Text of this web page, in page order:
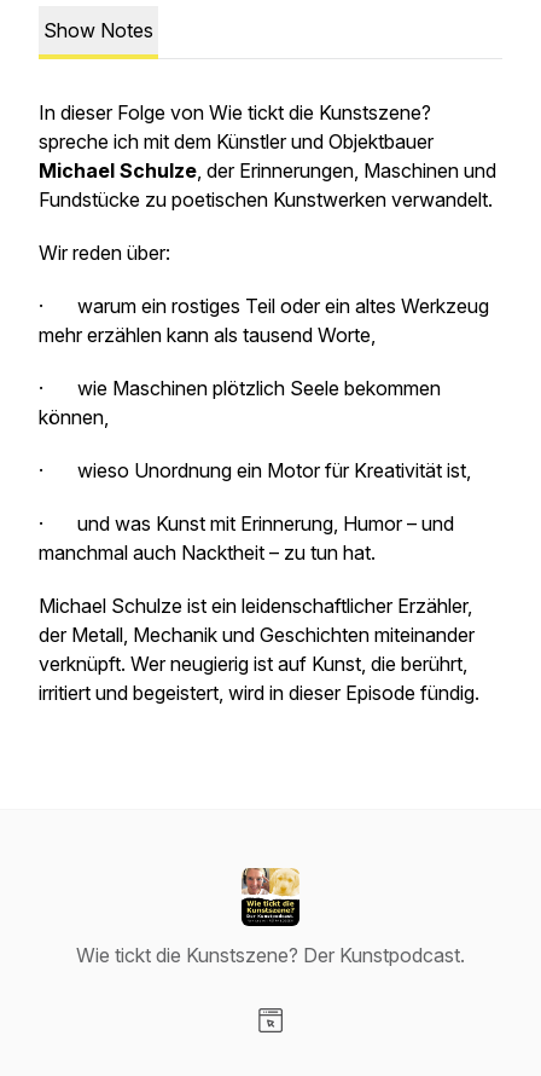
Show Notes
In dieser Folge von Wie tickt die Kunstszene?
spreche ich mit dem Künstler und Objektbauer
Michael Schulze, der Erinnerungen, Maschinen und
Fundstücke zu poetischen Kunstwerken verwandelt.
Wir reden über:
· warum ein rostiges Teil oder ein altes Werkzeug
mehr erzählen kann als tausend Worte,
· wie Maschinen plötzlich Seele bekommen
können,
· wieso Unordnung ein Motor für Kreativität ist,
· und was Kunst mit Erinnerung, Humor – und
manchmal auch Nacktheit – zu tun hat.
Michael Schulze ist ein leidenschaftlicher Erzähler,
der Metall, Mechanik und Geschichten miteinander
verknüpft. Wer neugierig ist auf Kunst, die berührt,
irritiert und begeistert, wird in dieser Episode fündig.
Wie tickt die Kunstszene? Der Kunstpodcast.